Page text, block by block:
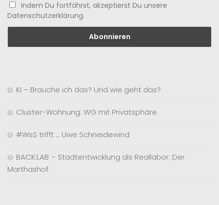
Indem Du fortfährst, akzeptierst Du unsere
Datenschutzerklärung.
KI – Brauche ich das? Und wie geht das?
Cluster-Wohnung: WG mit Privatsphäre
#WsS trifft … Uwe Schneidewind
BACK:LAB – Stadtentwicklung als Reallabor: Der
Marthashof